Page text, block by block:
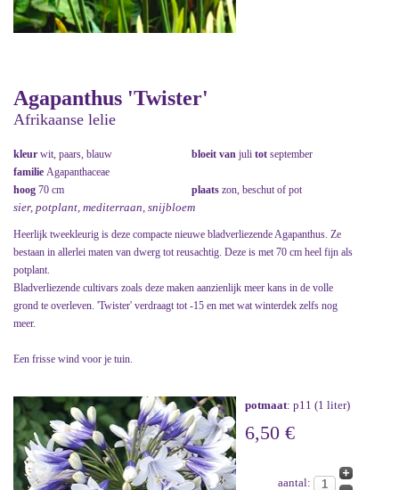
Agapanthus 'Twister'
Afrikaanse lelie
kleur wit, paars, blauw bloeit van juli tot september
familie Agapanthaceae
hoog 70 cm plaats zon, beschut of pot
sier, potplant, mediterraan, snijbloem
Heerlijk tweekleurig is deze compacte nieuwe bladverliezende Agapanthus. Ze
bestaan in allerlei maten van dwerg tot reusachtig. Deze is met 70 cm heel fijn als
potplant.
Bladverliezende cultivars zoals deze maken aanzienlijk meer kans in de volle
grond te overleven. 'Twister' verdraagt tot -15 en met wat winterdek zelfs nog
meer.
Een frisse wind voor je tuin.
potmaat: p11 (1 liter)
6,50 €
aantal: